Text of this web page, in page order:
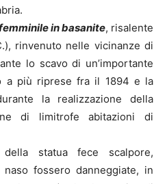
in basanite, risalente
rinvenuto nelle vicinanze di
lo scavo di un’importante
a più riprese fra il 1894 e la
la realizzazione della
di limitrofe abitazioni di
statua fece scalpore,
fossero danneggiate, in